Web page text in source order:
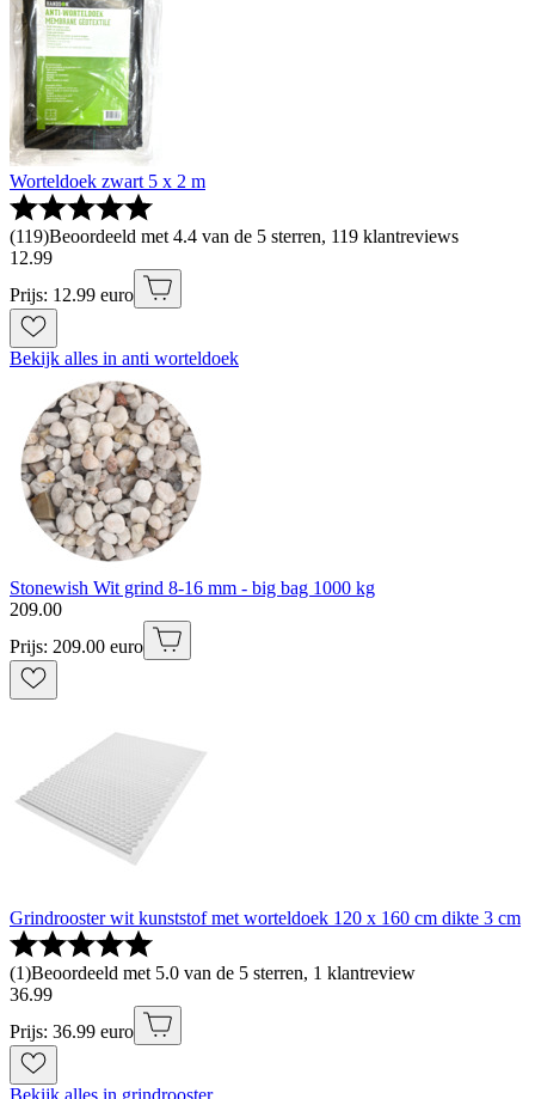
Worteldoek zwart 5 x 2 m
(119)Beoordeeld met 4.4 van de 5 sterren, 119 klantreviews
12.99
Prijs: 12.99 euro
Bekijk alles in anti worteldoek
Stonewish Wit grind 8-16 mm - big bag 1000 kg
209.00
Prijs: 209.00 euro
Grindrooster wit kunststof met worteldoek 120 x 160 cm dikte 3 cm
(1)Beoordeeld met 5.0 van de 5 sterren, 1 klantreview
36.99
Prijs: 36.99 euro